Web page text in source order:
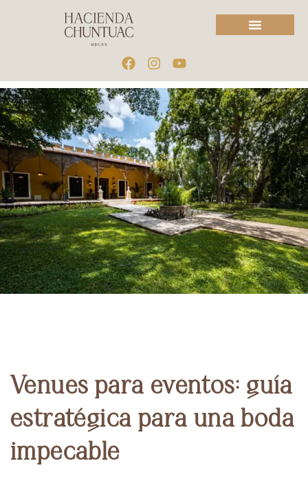
Venues para eventos: guía
estratégica para una boda
impecable